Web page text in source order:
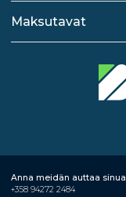
Maksutavat
Anna meidän auttaa sinua
+358 94272 2484